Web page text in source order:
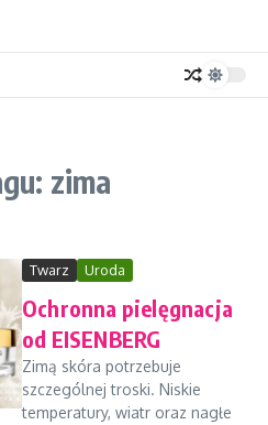
zima
Twarz Uroda
Ochronna pielęgnacja
od EISENBERG
Zimą skóra potrzebuje
szczególnej troski. Niskie
temperatury, wiatr oraz nagłe